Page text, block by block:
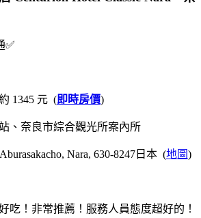
✅
1345 元 (即時房價)
、奈良市綜合觀光所案內所
Nara, 630-8247日本 (地圖)
吃！非常推薦！服務人員態度超好的！